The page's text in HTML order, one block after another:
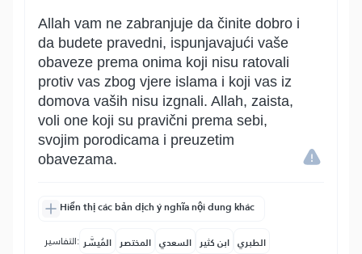
Allah vam ne zabranjuje da činite dobro i
da budete pravedni, ispunjavajući vaše
obaveze prema onima koji nisu ratovali
protiv vas zbog vjere islama i koji vas iz
domova vaših nisu izgnali. Allah, zaista,
voli one koji su pravični prema sebi,
svojim porodicama i preuzetim
obavezama.
Hiển thị các bản dịch ý nghĩa nội dung khác
التفاسير: المُيسَّر المختصر السعدي ابن كثير الطبري